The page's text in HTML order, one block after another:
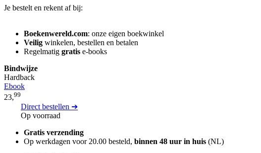
Je bestelt en rekent af bij:
Boekenwereld.com: onze eigen boekwinkel
Veilig winkelen, bestellen en betalen
Regelmatig gratis e-books
Bindwijze
Hardback
Ebook
23,99
Direct bestellen ➔
Op voorraad
Gratis verzending
Op werkdagen voor 20.00 besteld, binnen 48 uur in huis (NL)